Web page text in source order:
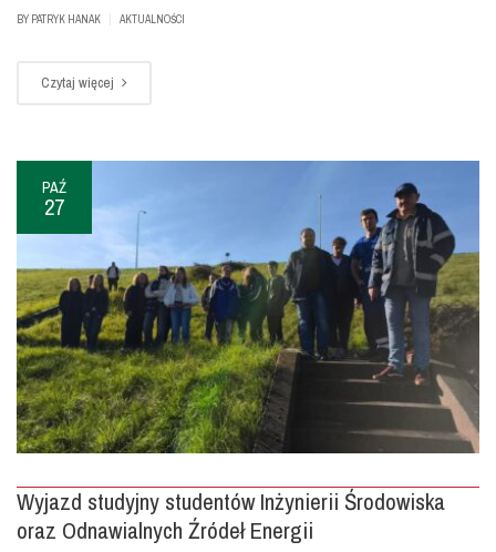
BY PATRYK HANAK AKTUALNOŚCI
Czytaj więcej
PAŹ
27
Wyjazd studyjny studentów Inżynierii Środowiska
oraz Odnawialnych Źródeł Energii